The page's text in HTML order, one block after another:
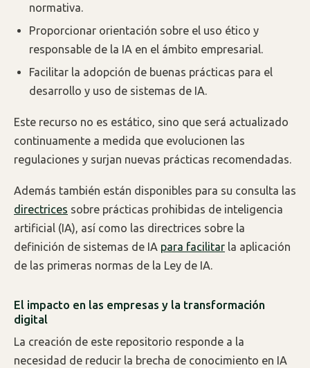
normativa.
Proporcionar orientación sobre el uso ético y
responsable de la IA en el ámbito empresarial.
Facilitar la adopción de buenas prácticas para el
desarrollo y uso de sistemas de IA.
Este recurso no es estático, sino que será actualizado
continuamente a medida que evolucionen las
regulaciones y surjan nuevas prácticas recomendadas.
Además también están disponibles para su consulta las
directrices sobre prácticas prohibidas de inteligencia
artificial (IA), así como las directrices sobre la
definición de sistemas de IA para facilitar la aplicación
de las primeras normas de la Ley de IA.
El impacto en las empresas y la transformación
digital
La creación de este repositorio responde a la
necesidad de reducir la brecha de conocimiento en IA